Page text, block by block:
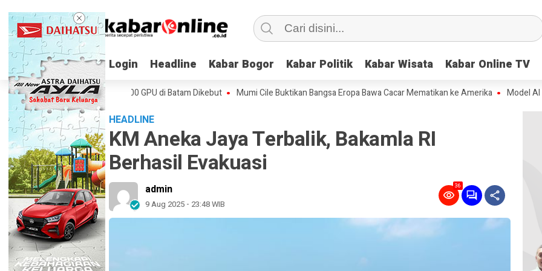
Login Headline Kabar Bogor Kabar Politik Kabar Wisata Kabar Online TV
Login Headline Kabar Bogor Kabar Politik Kabar Wisata Kabar Online TV
Firmus, Pabrik AI 170.000 GPU di Batam Dikebut Mumi Cile Buktikan Bangsa Eropa Bawa Cacar Mematikan ke Amerika Model AI Meta
HEADLINE
KM Aneka Jaya Terbalik, Bakamla RI
Berhasil Evakuasi
admin
9 Aug 2025 - 23:48 WIB
36